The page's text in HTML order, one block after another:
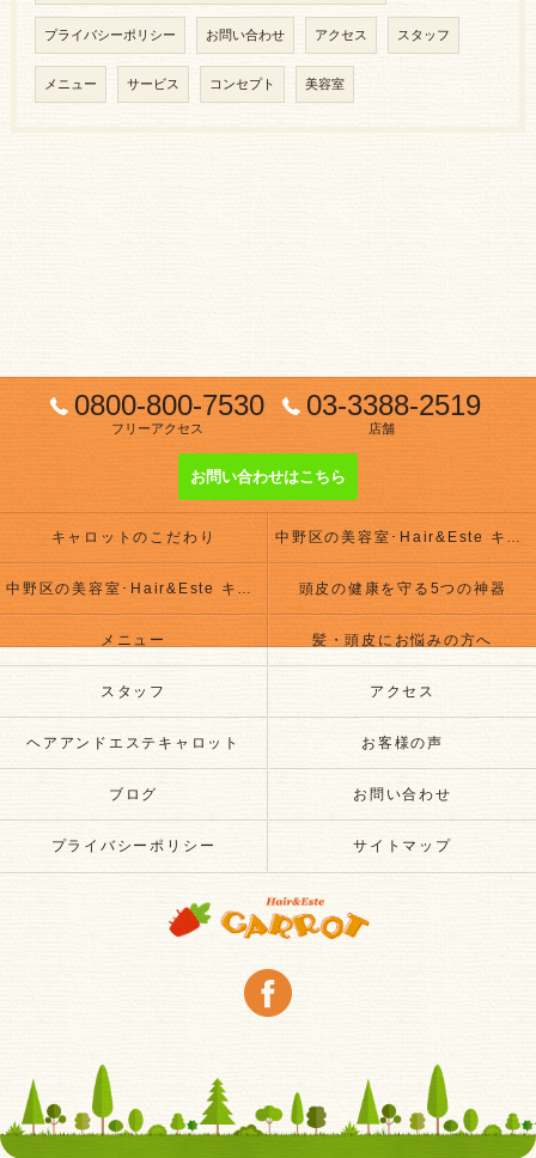
プライバシーポリシー お問い合わせ アクセス スタッフ
メニュー サービス コンセプト 美容室
0800-800-7530
フリーアクセス
03-3388-2519
店舗
お問い合わせはこちら
キャロットのこだわり 中野区の美容室･Hair&Este キャロットの評判
中野区の美容室･Hair&Este キャロットのお客様の声 頭皮の健康を守る5つの神器
メニュー 髪・頭皮にお悩みの方へ
スタッフ アクセス
ヘアアンドエステキャロット お客様の声
ブログ お問い合わせ
プライバシーポリシー サイトマップ